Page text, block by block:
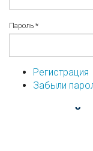
Пароль *
Регистрация
Забыли
...или